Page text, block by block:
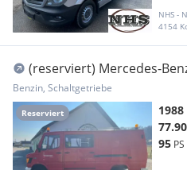
NHS -
4154
Reserviert
(reserviert) Mercedes-
Benz L 310 4x4 Kastenwagen
Transporter / Kastenwagen
Benzin, Schaltgetriebe
1988
95